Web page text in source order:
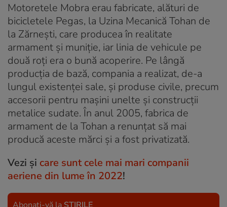
Motoretele Mobra erau fabricate, alături de
bicicletele Pegas, la Uzina Mecanică Tohan de
la Zărnești, care producea în realitate
armament și muniţie, iar linia de vehicule pe
două roți era o bună acoperire. Pe lângă
producția de bază, compania a realizat, de-a
lungul existenței sale, și produse civile, precum
accesorii pentru mașini unelte și construcții
metalice sudate. În anul 2005, fabrica de
armament de la Tohan a renunţat să mai
producă aceste mărci şi a fost privatizată.
Vezi şi care sunt cele mai mari companii
aeriene din lume în 2022!